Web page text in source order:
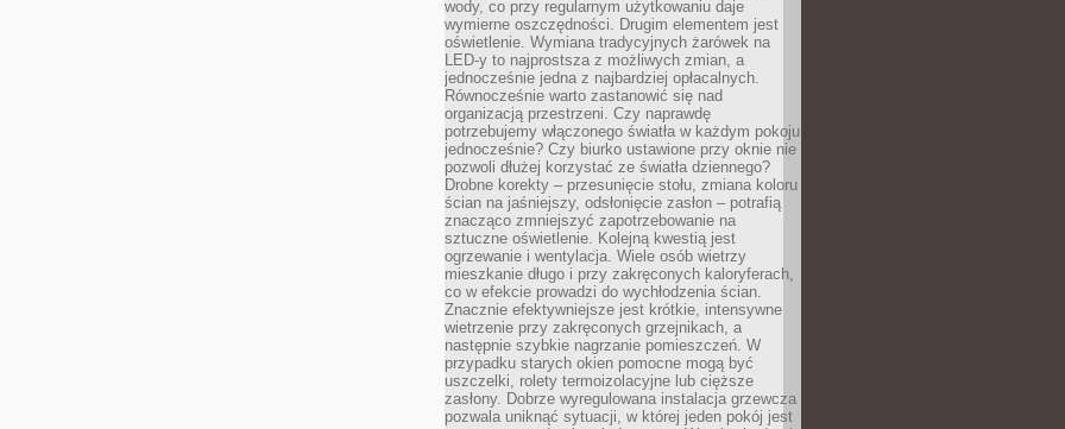
wody, co przy regularnym użytkowaniu daje
wymierne oszczędności. Drugim elementem jest
oświetlenie. Wymiana tradycyjnych żarówek na
LED-y to najprostsza z możliwych zmian, a
jednocześnie jedna z najbardziej opłacalnych.
Równocześnie warto zastanowić się nad
organizacją przestrzeni. Czy naprawdę
potrzebujemy włączonego światła w każdym pokoju
jednocześnie? Czy biurko ustawione przy oknie nie
pozwoli dłużej korzystać ze światła dziennego?
Drobne korekty – przesunięcie stołu, zmiana koloru
ścian na jaśniejszy, odsłonięcie zasłon – potrafią
znacząco zmniejszyć zapotrzebowanie na
sztuczne oświetlenie. Kolejną kwestią jest
ogrzewanie i wentylacja. Wiele osób wietrzy
mieszkanie długo i przy zakręconych kaloryferach,
co w efekcie prowadzi do wychłodzenia ścian.
Znacznie efektywniejsze jest krótkie, intensywne
wietrzenie przy zakręconych grzejnikach, a
następnie szybkie nagrzanie pomieszczeń. W
przypadku starych okien pomocne mogą być
uszczelki, rolety termoizolacyjne lub cięższe
zasłony. Dobrze wyregulowana instalacja grzewcza
pozwala uniknąć sytuacji, w której jeden pokój jest